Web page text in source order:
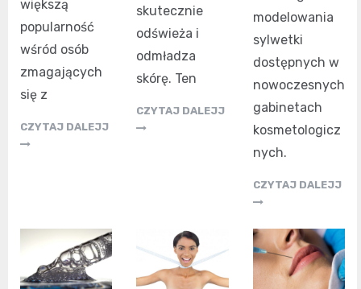
większą
popularność
wśród osób
zmagających
się z
CZYTAJ DALEJJ
skutecznie
odświeża i
odmładza
skórę. Ten
CZYTAJ DALEJJ
modelowania
sylwetki
dostępnych w
nowoczesnych
gabinetach
kosmetologicz
nych.
CZYTAJ DALEJJ